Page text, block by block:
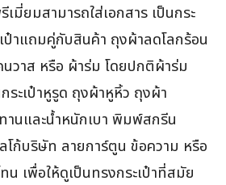
มี่ยมสามารถใส่เอกสาร เป็นกระ
ป๋าแถมคู่กับสินค้า ถุงผ้าลดโลกร้อน
วาส หรือ ผ้าร่ม โดยปกติผ้าร่ม
ะเป๋าหูรูด ถุงผ้าหูหิ้ว ถุงผ้า
นและน้ำหนักเบา พิมพ์สกรีน
โก้บริษัท ลายการ์ตูน ข้อความ หรือ
น เพื่อให้ดูเป็นทรงกระเป๋าที่สมัย